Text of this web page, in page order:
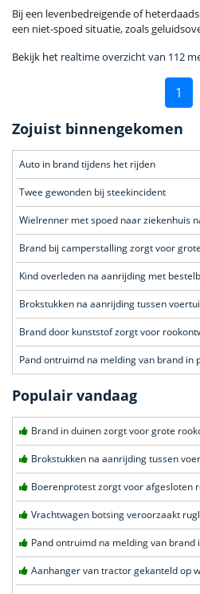
Bij een levenbedreigende of
een niet-spoed situatie, zoals
Bekijk het realtime overzicht van 112
1
Zojuist binnengekomen
Auto in brand tijdens het rijden
Twee gewonden bij steekincident
Wielrenner met spoed naar ziekenhuis
Brand bij camperstalling zorgt voor
Kind overleden na aanrijding met
Brokstukken na aanrijding tussen
Brand door kunststof zorgt voor
Pand ontruimd na melding van brand in
Populair vandaag
Brokstukken na aanrijding tussen
Boerenprotest zorgt voor afgesloten
Vrachtwagen botsing veroorzaakt
Aanhanger van tractor gekanteld op